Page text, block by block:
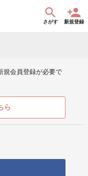
さがす 新規登録
規会員登録が必要で
ら